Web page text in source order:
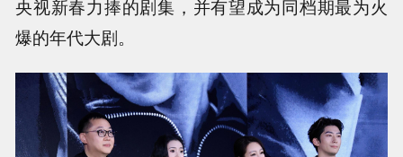
央视新春力捧的剧集，并有望成为同档期最为火
爆的年代大剧。